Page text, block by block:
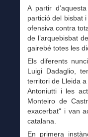
A partir
partició del bisbat
ofensiva contra
de l’arquebisbat
gairebé totes les
Els diferents
Luigi Dadaglio,
territori de Lleida
Antoniutti i les
Monteiro de
exacerbat" i van
catalana.
En primera